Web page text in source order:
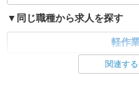
同じ職種から求人を探す
軽作
同じ特徴から求人を探す
関連す